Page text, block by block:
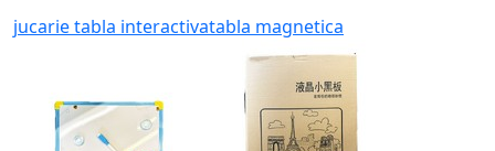
jucarie tabla interactivatabla magnetica